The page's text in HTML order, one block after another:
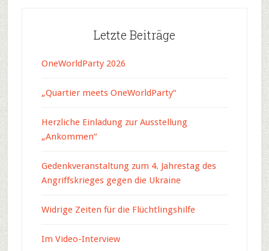
Letzte Beiträge
OneWorldParty 2026
„Quartier meets OneWorldParty“
Herzliche Einladung zur Ausstellung
„Ankommen“
Gedenkveranstaltung zum 4. Jahrestag des
Angriffskrieges gegen die Ukraine
Widrige Zeiten für die Flüchtlingshilfe
Im Video-Interview